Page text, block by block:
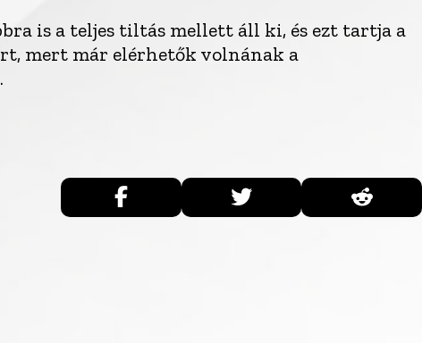
is a teljes tiltás mellett áll ki, és ezt tartja a
mert már elérhetők volnának a